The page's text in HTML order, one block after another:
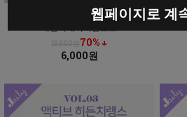
19,800원70% ↓
6,000원
웹페이지로 계